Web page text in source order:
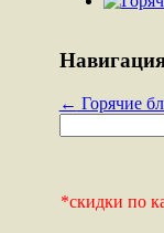
← Горячие
*скидки по